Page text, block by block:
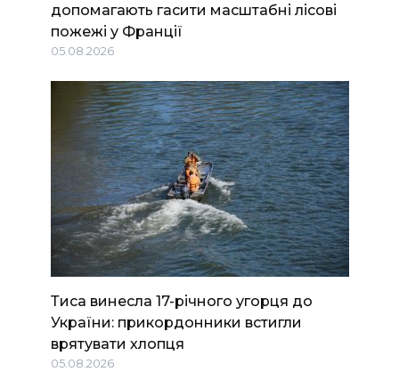
допомагають гасити масштабні лісові
пожежі у Франції
05.08.2026
Тиса винесла 17-річного угорця до
України: прикордонники встигли
врятувати хлопця
05.08.2026